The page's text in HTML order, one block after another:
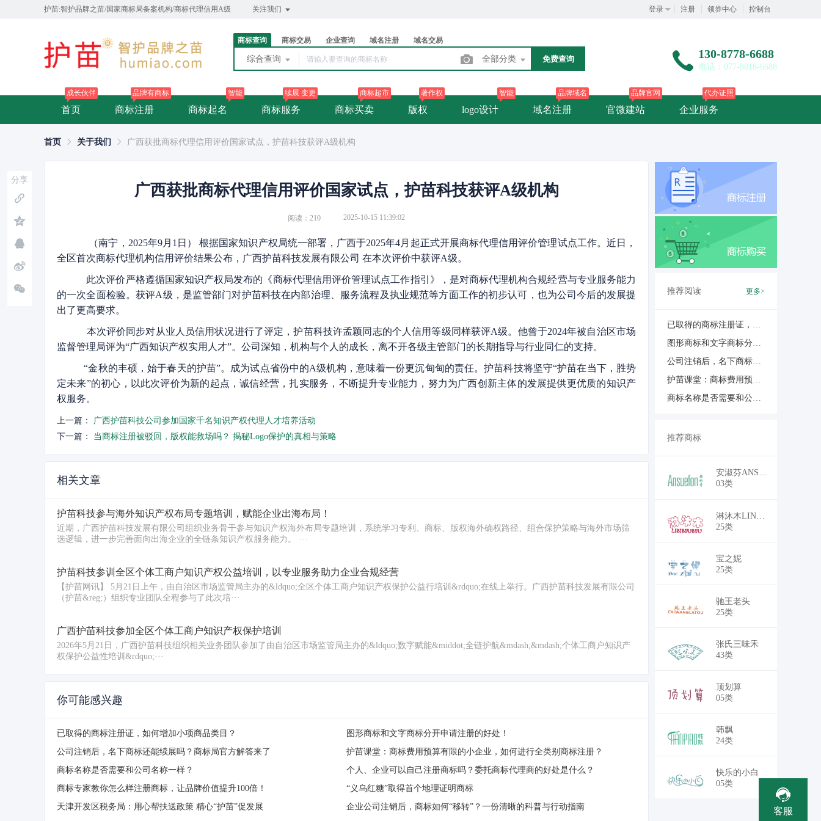
护苗:智护品牌之苗/国家商标局备案机构/商标代理信用A级 关注我们 登录 注册 领券中心 控制台
商标查询 商标交易 企业查询 域名注册 域名交易
综合查询 全部分类 免费查询 130-8778-6688
电话：077-8818-6688
首页
成长伙伴
商标注册
品牌有商标
商标起名
智能
商标服务
续展 变更
商标买卖
商标超市
版权
著作权
logo设计
智能
域名注册
品牌域名
官微建站
品牌官网
企业服务
代办证照
首页 关于我们 广西获批商标代理信用评价国家试点，护苗科技获评A级机构
广西获批商标代理信用评价国家试点，护苗科技获评A级机构
阅读：210 2025-10-15 11:39:02
（南宁，2025年9月1日） 根据国家知识产权局统一部署，广西于2025年4月起正式开展商标代理信用评价管理试点工作。近日，
全区首次商标代理机构信用评价结果公布，广西护苗科技发展有限公司 在本次评价中获评A级。
此次评价严格遵循国家知识产权局发布的《商标代理信用评价管理试点工作指引》，是对商标代理机构合规经营与专业服务能力
的一次全面检验。获评A级，是监管部门对护苗科技在内部治理、服务流程及执业规范等方面工作的初步认可，也为公司今后的发展提
出了更高要求。
本次评价同步对从业人员信用状况进行了评定，护苗科技许孟颖同志的个人信用等级同样获评A级。他曾于2024年被自治区市场
监督管理局评为“广西知识产权实用人才”。公司深知，机构与个人的成长，离不开各级主管部门的长期指导与行业同仁的支持。
“金秋的丰硕，始于春天的护苗”。成为试点省份中的A级机构，意味着一份更沉甸甸的责任。护苗科技将坚守“护苗在当下，胜势
定未来”的初心，以此次评价为新的起点，诚信经营，扎实服务，不断提升专业能力，努力为广西创新主体的发展提供更优质的知识产
权服务。
上一篇：
广西护苗科技公司参加国家千名知识产权代理人才培养活动
下一篇：
当商标注册被驳回，版权能救场吗？ 揭秘Logo保护的真相与策略
相关文章
护苗科技参与海外知识产权布局专题培训，赋能企业出海布局！
近期，广西护苗科技发展有限公司组织业务骨干参与知识产权海外布局专题培训，系统学习专利、商标、版权海外确权路径、组合保护策略与海外市场筛
选逻辑，进一步完善面向出海企业的全链条知识产权服务能力。 ···
护苗科技参训全区个体工商户知识产权公益培训，以专业服务助力企业合规经营
【护苗网讯】 5月21日上午，由自治区市场监管局主办的&ldquo;全区个体工商户知识产权保护公益行培训&rdquo;在线上举行。广西护苗科技发展有限公司
（护苗&reg;）组织专业团队全程参与了此次培···
广西护苗科技参加全区个体工商户知识产权保护培训
2026年5月21日，广西护苗科技组织相关业务团队参加了由自治区市场监管局主办的&ldquo;数字赋能&middot;全链护航&mdash;&mdash;个体工商户知识产
权保护公益性培训&rdquo;···
你可能感兴趣
已取得的商标注册证，如何增加小项商品类目？
图形商标和文字商标分开申请注册的好处！
公司注销后，名下商标还能续展吗？商标局官方解答来了
护苗课堂：商标费用预算有限的小企业，如何进行全类别商标注册？
商标名称是否需要和公司名称一样？
个人、企业可以自己注册商标吗？委托商标代理商的好处是什么？
商标专家教你怎么样注册商标，让品牌价值提升100倍！
“义乌红糖”取得首个地理证明商标
天津开发区税务局：用心帮扶送政策 精心“护苗”促发展
企业公司注销后，商标如何“移转”？一份清晰的科普与行动指南
推荐阅读 更多>
已取得的商标注册证，如何增加小项商品类目？
图形商标和文字商标分开申请注册的好处！
公司注销后，名下商标还能续展吗？商标局官方解答来了
护苗课堂：商标费用预算有限的小企业，如何进行全类别商标注册？
商标名称是否需要和公司名称一样？
推荐商标
安淑芬ANSUEFON
03类
￥18,700
淋沐木LINMUMU
25类
￥16,500
宝之妮
25类
￥18,700
驰王老头
25类
￥18,700
张氏三味禾
43类
￥30,250
顶划算
05类
￥30,250
韩飘
24类
￥28,050
快乐的小白
05类
￥30,250
分享
客服